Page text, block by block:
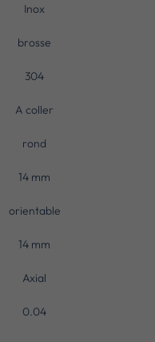
Inox
brosse
304
A coller
rond
14 mm
orientable
14 mm
Axial
0.04